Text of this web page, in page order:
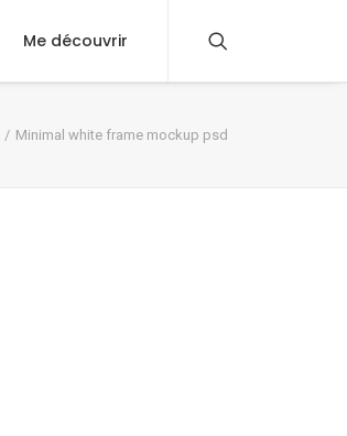
Me découvrir
Minimal white frame mockup psd